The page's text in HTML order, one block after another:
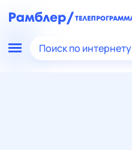
Поиск по интернету